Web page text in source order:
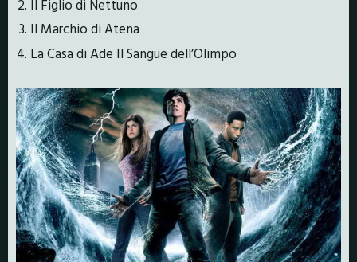
Il Figlio di Nettuno
Il Marchio di Atena
La Casa di Ade Il Sangue dell’Olimpo